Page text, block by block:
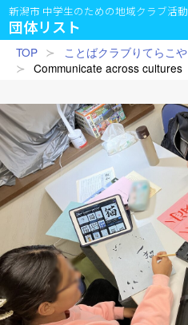
新潟市 中学生のための地域クラブ活動
団体リスト
TOP
ことばクラブりてらこや
Communicate across cultures